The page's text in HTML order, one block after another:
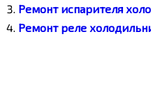
Ремонт испарителя
Ремонт реле